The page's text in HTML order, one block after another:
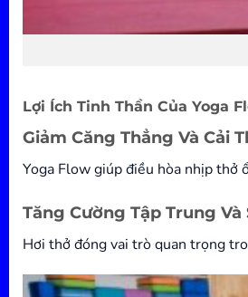
Lợi Ích Tinh Thần Của Yoga
Giảm Căng Thẳng Và Cải
Yoga Flow giúp điều hòa nhịp thở
Tăng Cường Tập Trung Và
Hơi thở đóng vai trò quan trọng